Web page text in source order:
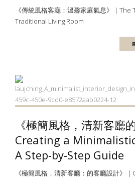
《傳統風格客廳：溫馨家庭氣息》 | The
Traditional Living Room
《極簡風格，清新客廳
Creating a
A Step-by-Step Guide
《極簡風格，清新客廳：的客廳設計》 |